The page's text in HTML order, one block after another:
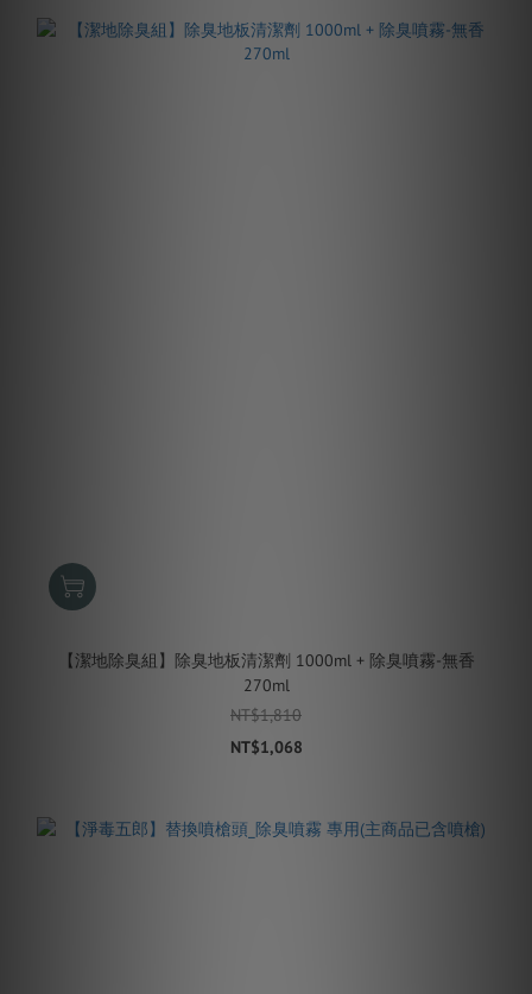
【潔地除臭組】除臭地板清潔劑 1000ml + 除臭噴霧-無香
270ml
NT$1,810
NT$1,068